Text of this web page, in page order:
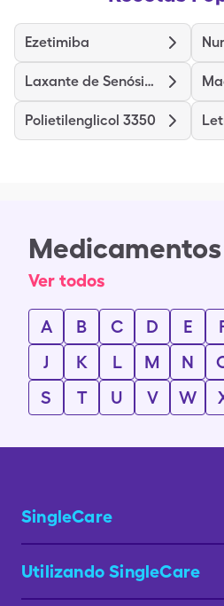
Ezetimiba
Laxante de Senósidos
Polietilenglicol 3350
Ver todos
A B C D E
J
K L M N
S
T U V W
SingleCare
Utilizando SingleCare